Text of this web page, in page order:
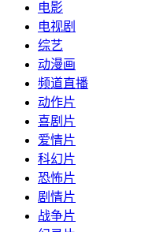
电影
电视剧
综艺
动漫画
频道直播
动作片
喜剧片
爱情片
科幻片
恐怖片
剧情片
战争片